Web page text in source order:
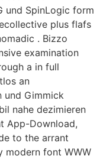
und SpinLogic form
plus flafs
. Bizzo
examination
a in full
an
und Gimmick
nahe dezimieren
App-Download,
to the arrant
modern font WWW